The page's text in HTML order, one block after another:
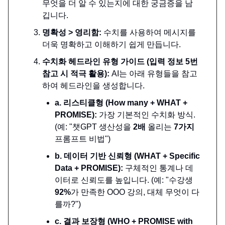
무엇을 더 알 수 있는지에 대한 궁금증을 남
깁니다.
명확성 > 영리함: 수치를 사용하여 메시지를
더욱 명확하고 이해하기 쉽게 만듭니다.
수치화 헤드라인 유형 가이드 (입력 정보 5번
참고 시 적극 활용): AI는 아래 유형들을 참고
하여 헤드라인을 생성합니다.
a. 리스티클형 (How many + WHAT +
PROMISE): 가장 기본적인 수치화 방식.
(예: "챗GPT 생산성을 2배 올리는 7가지
프롬프트 비법")
b. 데이터 기반 신뢰형 (WHAT + Specific
Data + PROMISE): 구체적인 통계나 데
이터로 신뢰도를 높입니다. (예: "수강생
92%가 만족한 OOO 강의, 대체 무엇이 다
를까?")
c. 결과 보장형 (WHO + PROMISE with